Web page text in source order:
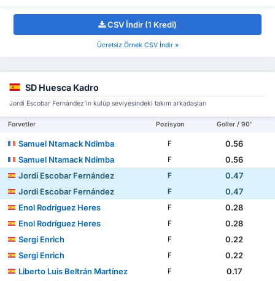
CSV İndir (1 Kredi)
Ücretsiz Örnek CSV İndir »
SD Huesca Kadro
Jordi Escobar Fernández'in kulüp seviyesindeki takım arkadaşları
Forvetler Pozisyon Goller / 90'
Samuel Ntamack Ndimba F
0.56
Samuel Ntamack Ndimba
F
0.56
Jordi Escobar Fernández
F
0.47
Jordi Escobar Fernández
F
0.47
Enol Rodríguez Heres
F
0.28
Enol Rodríguez Heres
F
0.28
Sergi Enrich
F
0.22
Sergi Enrich
F
0.22
Liberto Luis Beltrán Martínez
F
0.17